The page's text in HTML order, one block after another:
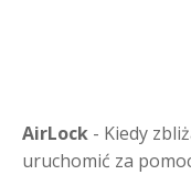
AirLock - Kiedy
uruchomić za